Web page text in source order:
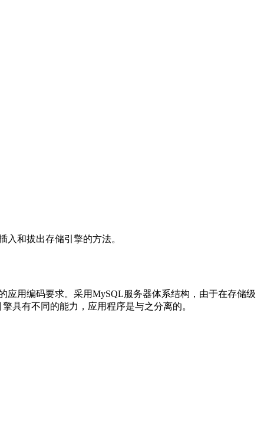
和拔出存储引擎的方法。
应用编码要求。采用MySQL服务器体系结构，由于在存储级
具有不同的能力，应用程序是与之分离的。